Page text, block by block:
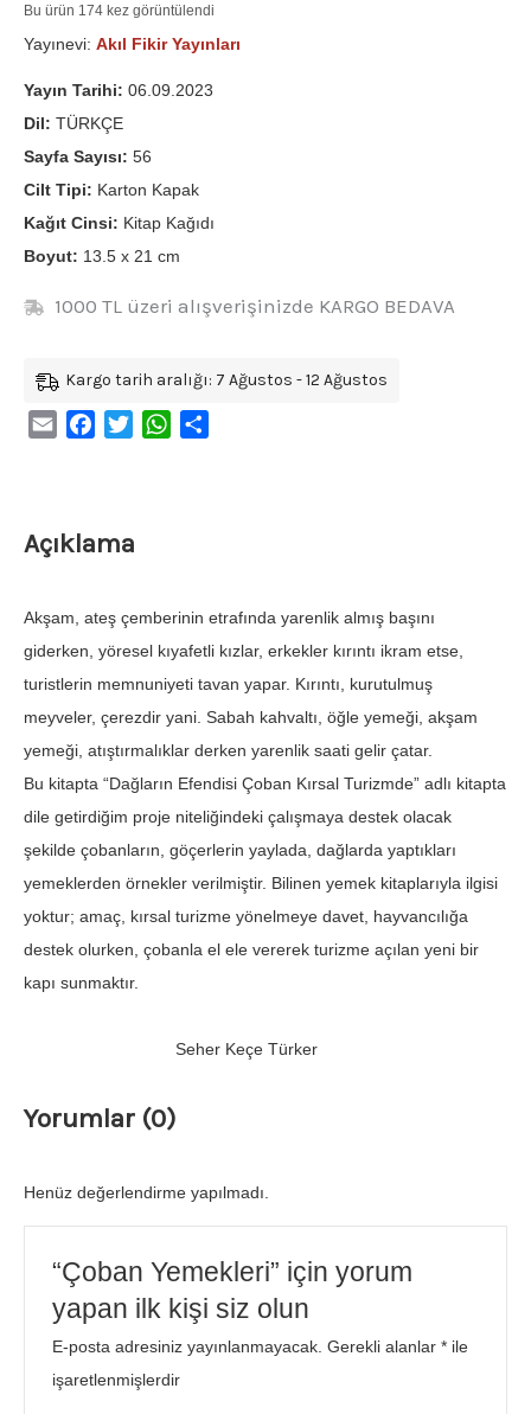
Bu ürün 174 kez görüntülendi
Yayınevi: Akıl Fikir Yayınları
Yayın Tarihi: 06.09.2023
Dil: TÜRKÇE
Sayfa Sayısı: 56
Cilt Tipi: Karton Kapak
Kağıt Cinsi: Kitap Kağıdı
Boyut: 13.5 x 21 cm
1000 TL üzeri alışverişinizde KARGO BEDAVA
Kargo tarih aralığı: 7 Ağustos - 12 Ağustos
Email FacebookTwitterWhatsApp
Açıklama
Akşam, ateş çemberinin etrafında yarenlik almış başını
giderken, yöresel kıyafetli kızlar, erkekler kırıntı ikram etse,
turistlerin memnuniyeti tavan yapar. Kırıntı, kurutulmuş
meyveler, çerezdir yani. Sabah kahvaltı, öğle yemeği, akşam
yemeği, atıştırmalıklar derken yarenlik saati gelir çatar.
Bu kitapta “Dağların Efendisi Çoban Kırsal Turizmde” adlı kitapta
dile getirdiğim proje niteliğindeki çalışmaya destek olacak
şekilde çobanların, göçerlerin yaylada, dağlarda yaptıkları
yemeklerden örnekler verilmiştir. Bilinen yemek kitaplarıyla ilgisi
yoktur; amaç, kırsal turizme yönelmeye davet, hayvancılığa
destek olurken, çobanla el ele vererek turizme açılan yeni bir
kapı sunmaktır.
Seher Keçe Türker
Yorumlar (0)
Henüz değerlendirme yapılmadı.
“Çoban Yemekleri” için yorum
yapan ilk kişi siz olun
E-posta adresiniz yayınlanmayacak. Gerekli alanlar* ile
işaretlenmişlerdir